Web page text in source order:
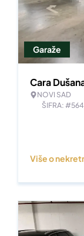
Garaže
Cara
NOVI SAD
ŠIFRA:
Više o